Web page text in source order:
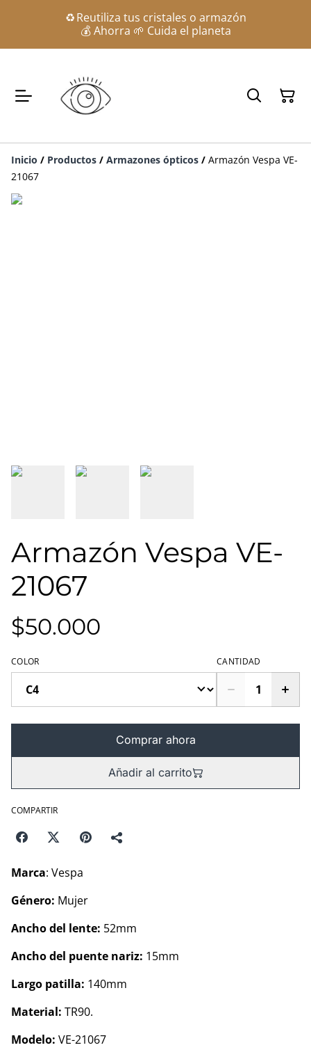
♻️ Reutiliza tus cristales o armazón
💰 Ahorra 🌱 Cuida el planeta
Inicio / Productos / Armazones ópticos / Armazón Vespa VE-
21067
Armazón Vespa VE-
21067
$50.000
COLOR CANTIDAD
Comprar ahora
Añadir al carrito
COMPARTIR
Marca: Vespa
Género: Mujer
Ancho del lente: 52mm
Ancho del puente nariz: 15mm
Largo patilla: 140mm
Material: TR90.
Modelo: VE-21067